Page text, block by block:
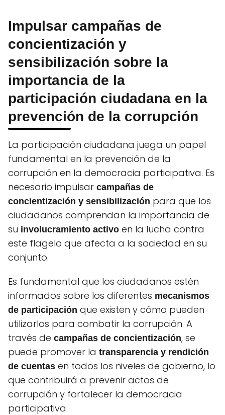
Impulsar campañas de
concientización y
sensibilización sobre la
importancia de la
participación ciudadana en la
prevención de la corrupción
La participación ciudadana juega un papel
fundamental en la prevención de la
corrupción en la democracia participativa. Es
necesario impulsar campañas de
concientización y sensibilización para que los
ciudadanos comprendan la importancia de
su involucramiento activo en la lucha contra
este flagelo que afecta a la sociedad en su
conjunto.
Es fundamental que los ciudadanos estén
informados sobre los diferentes mecanismos
de participación que existen y cómo pueden
utilizarlos para combatir la corrupción. A
través de campañas de concientización, se
puede promover la transparencia y rendición
de cuentas en todos los niveles de gobierno, lo
que contribuirá a prevenir actos de
corrupción y fortalecer la democracia
participativa.